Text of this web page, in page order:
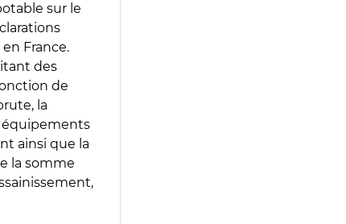
sur le
France.
des
de
la
équipements
ainsi que la
la somme